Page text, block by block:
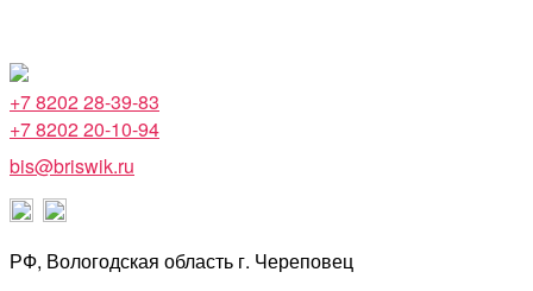
+7 8202 28-39-83
+7 8202 20-10-94
bis@briswik.ru
РФ, Вологодская область г. Череповец